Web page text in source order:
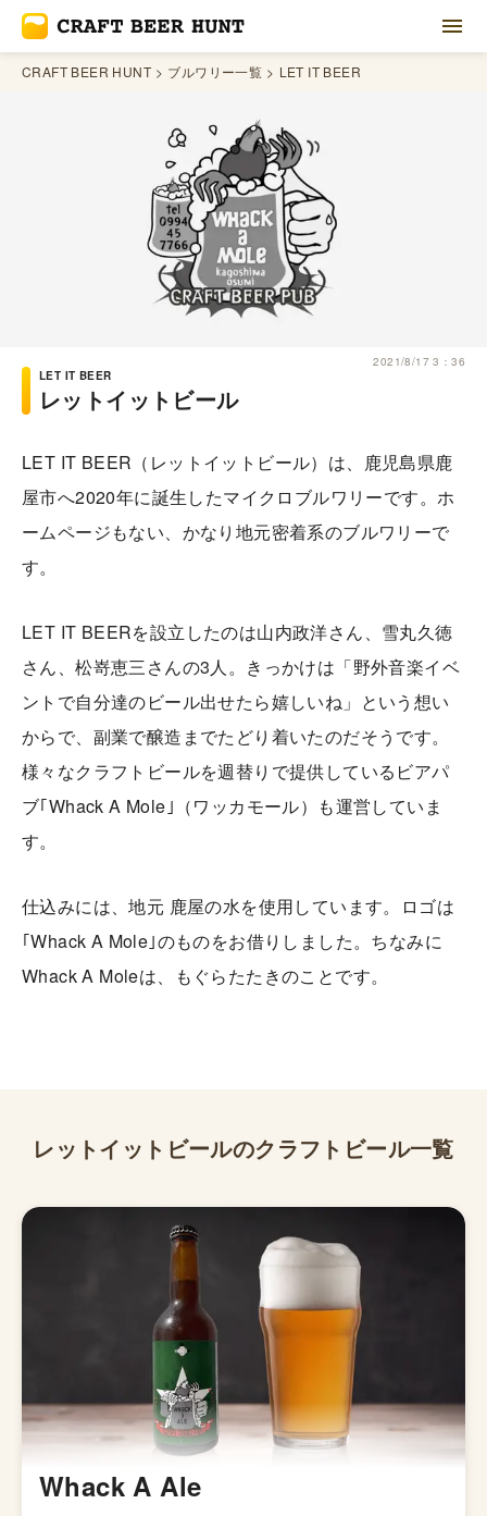
CRAFT BEER HUNT ブルワリー一覧 LET IT BEER
2021/8/17 3：36
LET IT BEER
レットイットビール
LET IT BEER（レットイットビール）は、鹿児島県鹿
屋市へ2020年に誕生したマイクロブルワリーです。ホ
ームページもない、かなり地元密着系のブルワリーで
す。
LET IT BEERを設立したのは山内政洋さん、雪丸久徳
さん、松嵜恵三さんの3人。きっかけは「野外音楽イベ
ントで自分達のビール出せたら嬉しいね」という想い
からで、副業で醸造までたどり着いたのだそうです。
様々なクラフトビールを週替りで提供しているビアパ
ブ｢Whack A Mole｣（ワッカモール）も運営していま
す。
仕込みには、地元 鹿屋の水を使用しています。ロゴは
｢Whack A Mole｣のものをお借りしました。ちなみに
Whack A Moleは、もぐらたたきのことです。
レットイットビールのクラフトビール一覧
Whack A Ale